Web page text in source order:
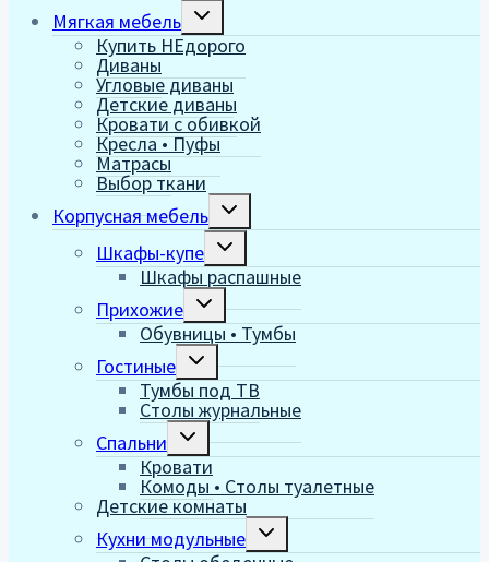
Мягкая мебель
Переключить
меню
Купить НЕдорого
Диваны
Угловые диваны
Детские диваны
Кровати с обивкой
Кресла • Пуфы
Матрасы
Выбор ткани
Корпусная мебель
Переключить
меню
Шкафы-купе
Переключить
меню
Шкафы распашные
Прихожие
Переключить
дочернее
меню
Обувницы • Тумбы
Гостиные
Переключить
дочернее
меню
Тумбы под ТВ
Столы журнальные
Спальни
Переключить
дочернее
меню
Кровати
Комоды • Столы туалетные
Детские комнаты
Кухни модульные
Переключить